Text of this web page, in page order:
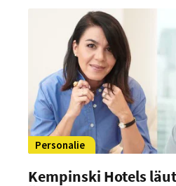
Transformation innerhalb
mit vorantreiben.
Personalie
Kempinski Hotels